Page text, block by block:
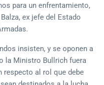
para un enfrentamiento,
ex jefe del Estado
insisten, y se oponen a
la Ministro Bullrich fuera
respecto al rol que debe